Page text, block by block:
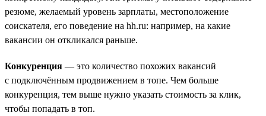
резюме, желаемый уровень зарплаты, местоположение
соискателя, его поведение на hh.ru: например, на какие
вакансии он откликался раньше.
Конкуренция — это количество похожих вакансий
с подключённым продвижением в топе. Чем больше
конкуренция, тем выше нужно указать стоимость за клик,
чтобы попадать в топ.